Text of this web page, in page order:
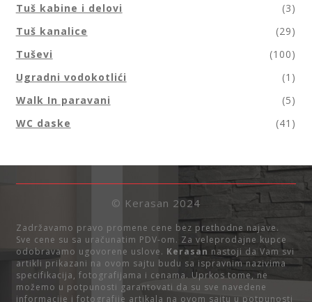
Tuš kabine i delovi
(3)
Tuš kanalice
(29)
Tuševi
(100)
Ugradni vodokotlići
(1)
Walk In paravani
(5)
WC daske
(41)
© Kerasan 2024
Zadržavamo pravo promene cene bez prethodne najave.
Sve cene su sa uračunatim PDV-om. Za veleprodajne kupce
odobravamo ugovorene uslove. Kerasan nastoji da Vam svi
artikli prikazani na ovom sajtu budu sa ispravnim nazivima
specifikacija, fotografijama i cenama. Uprkos tome, ne
možemo u potpunosti garantovati da su sve navedene
informacije i fotografije artikala na ovom sajtu u potpunosti